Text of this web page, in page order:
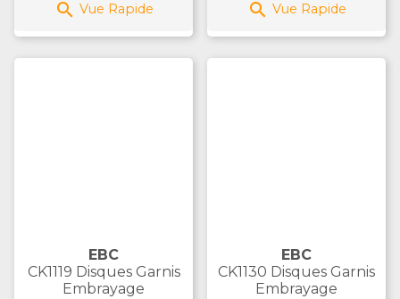
 Vue Rapide  Vue Rapide
EBC
CK1119 Disques Garnis
Embrayage
EBC
CK1130 Disques Garnis
Embrayage